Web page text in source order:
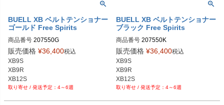
BUELL XB ベルトテンショナー
ゴールド Free Spirits
商品番号 207550G
販売価格 ¥36,400税込
XB9S
XB9R
XB12S
4～6週
BUELL XB ベルトテンショナー
ブラック Free Spirits
商品番号 207550K
販売価格 ¥36,400税込
XB9S
XB9R
XB12S
4～6週